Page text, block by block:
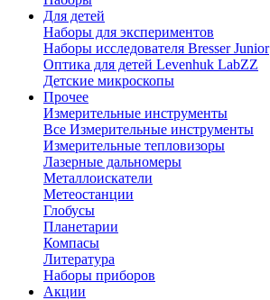
Для детей
Наборы для экспериментов
Наборы исследователя Bresser Junior
Оптика для детей Levenhuk LabZZ
Детские микроскопы
Прочее
Измерительные инструменты
Все Измерительные инструменты
Измерительные тепловизоры
Лазерные дальномеры
Металлоискатели
Метеостанции
Глобусы
Планетарии
Компасы
Литература
Наборы приборов
Акции